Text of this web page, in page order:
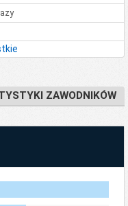
ZAWODNIKÓW